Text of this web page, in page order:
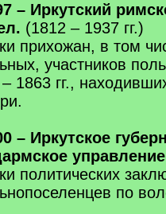
– Иркутский
(1812 – 1937 гг.)
прихожан, в том
участников
1863 гг.,
– Иркутское
управление
политических
по